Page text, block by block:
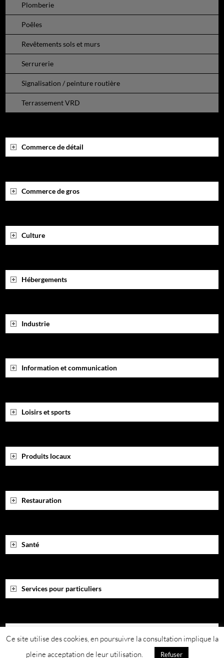
Plomberie
Poêles
Revêtements sols et murs
Serrurerie
Signalisation / peinture routière
Terrassement VRD
Commerce de détail
Commerce de gros
Culture
Hébergements
Industrie
Information et communication
Loisirs et sports
Produits locaux
Restauration
Santé
Services pour particuliers
Ce site utilise des cookies, en poursuivre la consultation implique la
pleine acceptation de leur utilisation.
Refuser